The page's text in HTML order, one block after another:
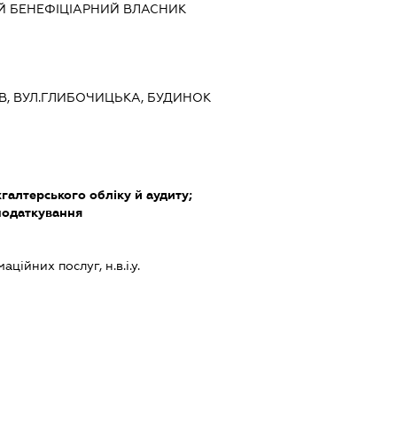
БЕНЕФІЦІАРНИЙ ВЛАСНИК
ВУЛ.ГЛИБОЧИЦЬКА, БУДИНОК
обліку й аудиту;
послуг, н.в.і.у.